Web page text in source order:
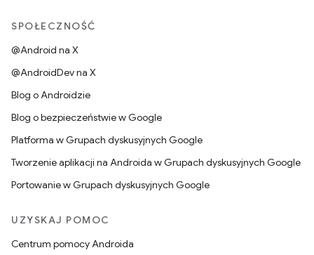
SPOŁECZNOŚĆ
@Android na X
@AndroidDev na X
Blog o Androidzie
Blog o bezpieczeństwie w Google
Platforma w Grupach dyskusyjnych Google
Tworzenie aplikacji na Androida w Grupach dyskusyjnych Google
Portowanie w Grupach dyskusyjnych Google
UZYSKAJ POMOC
Centrum pomocy Androida